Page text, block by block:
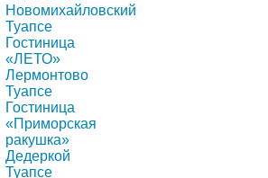
Новомихайловский
Туапсе
Гостиница
«ЛЕТО»
Лермонтово
Туапсе
Гостиница
«Приморская
ракушка»
Дедеркой
Туапсе